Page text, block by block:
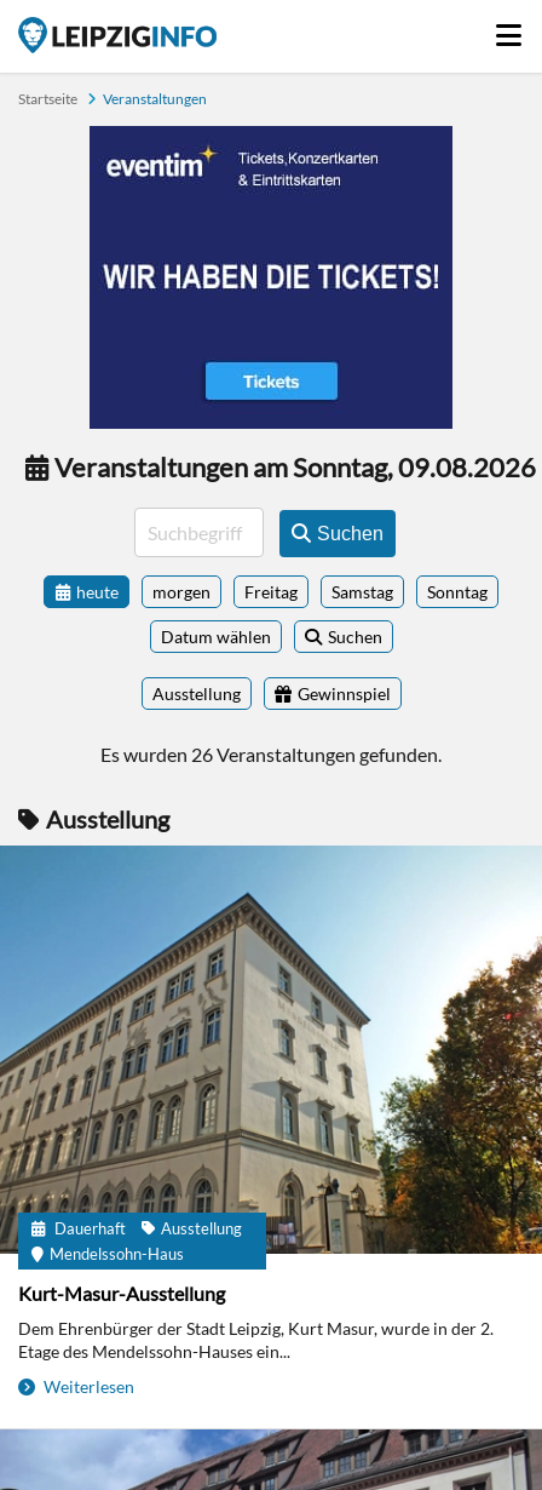
Startseite Veranstaltungen
Veranstaltungen am Sonntag, 09.08.2026
Suchen
heute morgen Freitag Samstag Sonntag
Datum wählen Suchen
Ausstellung Gewinnspiel
Es wurden 26 Veranstaltungen gefunden.
Ausstellung
Dauerhaft
Ausstellung
Mendelssohn-Haus
Kurt-Masur-Ausstellung
Dem Ehrenbürger der Stadt Leipzig, Kurt Masur, wurde in der 2.
Etage des Mendelssohn-Hauses ein...
Weiterlesen